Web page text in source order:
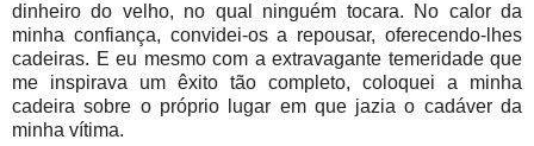
dinheiro do velho, no qual ninguém tocara. No calor da
minha confiança, convidei-os a repousar, oferecendo-lhes
cadeiras. E eu mesmo com a extravagante temeridade que
me inspirava um êxito tão completo, coloquei a minha
cadeira sobre o próprio lugar em que jazia o cadáver da
minha vítima.